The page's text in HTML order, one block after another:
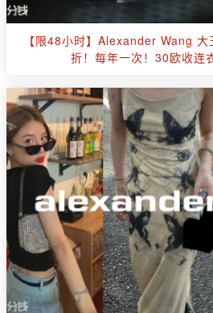
【限48小时】Alexander Wang
折！每年一次！30欧收连